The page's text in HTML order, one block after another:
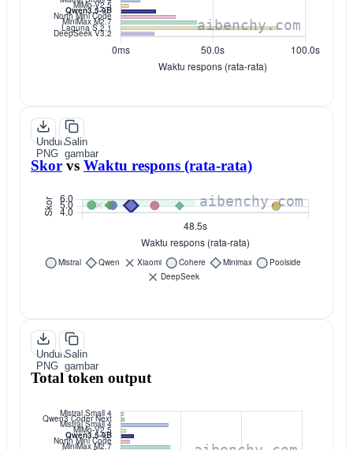
Unduh
PNG
Salin
gambar
Skor vs Waktu respons (rata-rata)
Unduh
PNG
Salin
gambar
Total token output